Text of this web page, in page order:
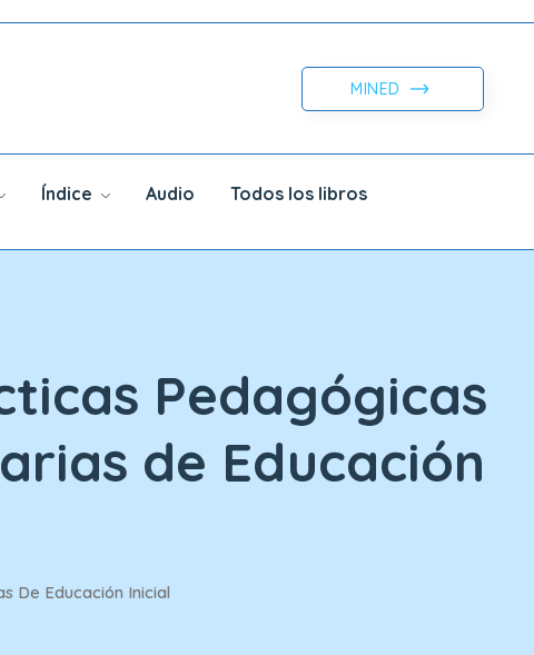
MINED
Índice Audio Todos los libros
Pedagógicas
de Educación
De Educación Inicial